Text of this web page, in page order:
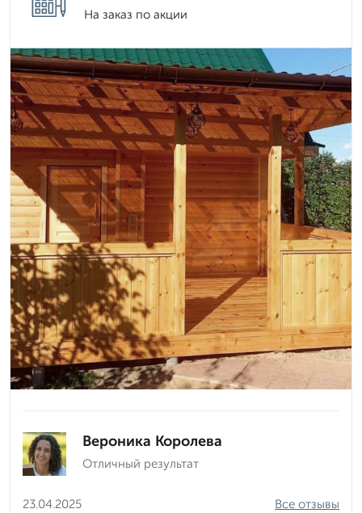
На заказ по акции
Вероника Королева
Отличный результат
23.04.2025
Все отзывы